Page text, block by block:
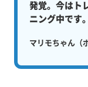
発覚。今はト
ニング中です。
マリモちゃん（